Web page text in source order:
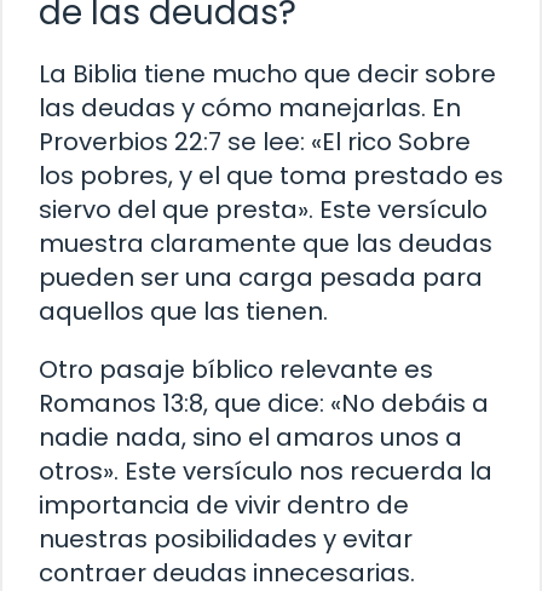
de las deudas?
La Biblia tiene mucho que decir sobre
las deudas y cómo manejarlas. En
Proverbios 22:7 se lee: «El rico Sobre
los pobres, y el que toma prestado es
siervo del que presta». Este versículo
muestra claramente que las deudas
pueden ser una carga pesada para
aquellos que las tienen.
Otro pasaje bíblico relevante es
Romanos 13:8, que dice: «No debáis a
nadie nada, sino el amaros unos a
otros». Este versículo nos recuerda la
importancia de vivir dentro de
nuestras posibilidades y evitar
contraer deudas innecesarias.